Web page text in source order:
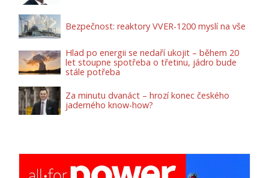
Bezpečnost: reaktory VVER-1200 myslí na vše
Hlad po energii se nedaří ukojit – během 20
let stoupne spotřeba o třetinu, jádro bude
stále potřeba
Za minutu dvanáct – hrozí konec českého
jaderného know-how?